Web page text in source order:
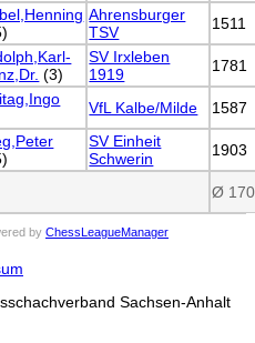
Ahrensburger
TSV
1511
(3)
SV Irxleben
1919
1781
VfL Kalbe/Milde
1587
SV Einheit
Schwerin
1903
Ø
by ChessLeagueManager
Sachsen-Anhalt